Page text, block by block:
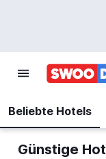
Beliebte Hotels
Günstige